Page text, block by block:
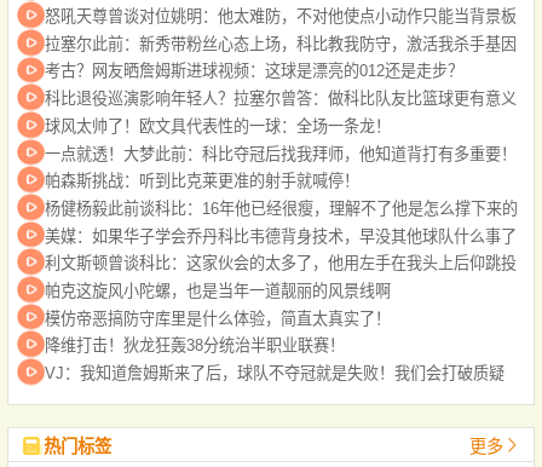
怒吼天尊曾谈对位姚明：他太难防，不对他使点小动作只能当背景板
拉塞尔此前：新秀带粉丝心态上场，科比教我防守，激活我杀手基因
考古？网友晒詹姆斯进球视频：这球是漂亮的012还是走步？
科比退役巡演影响年轻人？拉塞尔曾答：做科比队友比篮球更有意义
球风太帅了！欧文具代表性的一球：全场一条龙！
一点就透！大梦此前：科比夺冠后找我拜师，他知道背打有多重要！
帕森斯挑战：听到比克莱更准的射手就喊停！
杨健杨毅此前谈科比：16年他已经很瘦，理解不了他是怎么撑下来的
美媒：如果华子学会乔丹科比韦德背身技术，早没其他球队什么事了
利文斯顿曾谈科比：这家伙会的太多了，他用左手在我头上后仰跳投
帕克这旋风小陀螺，也是当年一道靓丽的风景线啊
模仿帝恶搞防守库里是什么体验，简直太真实了！
降维打击！狄龙狂轰38分统治半职业联赛！
VJ：我知道詹姆斯来了后，球队不夺冠就是失败！我们会打破质疑
热门标签
更多